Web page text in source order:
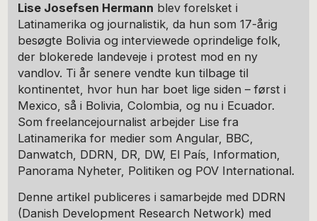
Lise Josefsen Hermann blev forelsket i
Latinamerika og journalistik, da hun som 17-årig
besøgte Bolivia og interviewede oprindelige folk,
der blokerede landeveje i protest mod en ny
vandlov. Ti år senere vendte kun tilbage til
kontinentet, hvor hun har boet lige siden – først i
Mexico, så i Bolivia, Colombia, og nu i Ecuador.
Som freelancejournalist arbejder Lise fra
Latinamerika for medier som Angular, BBC,
Danwatch, DDRN, DR, DW, El País, Information,
Panorama Nyheter, Politiken og POV International.
Denne artikel publiceres i samarbejde med DDRN
(Danish Development Research Network) med